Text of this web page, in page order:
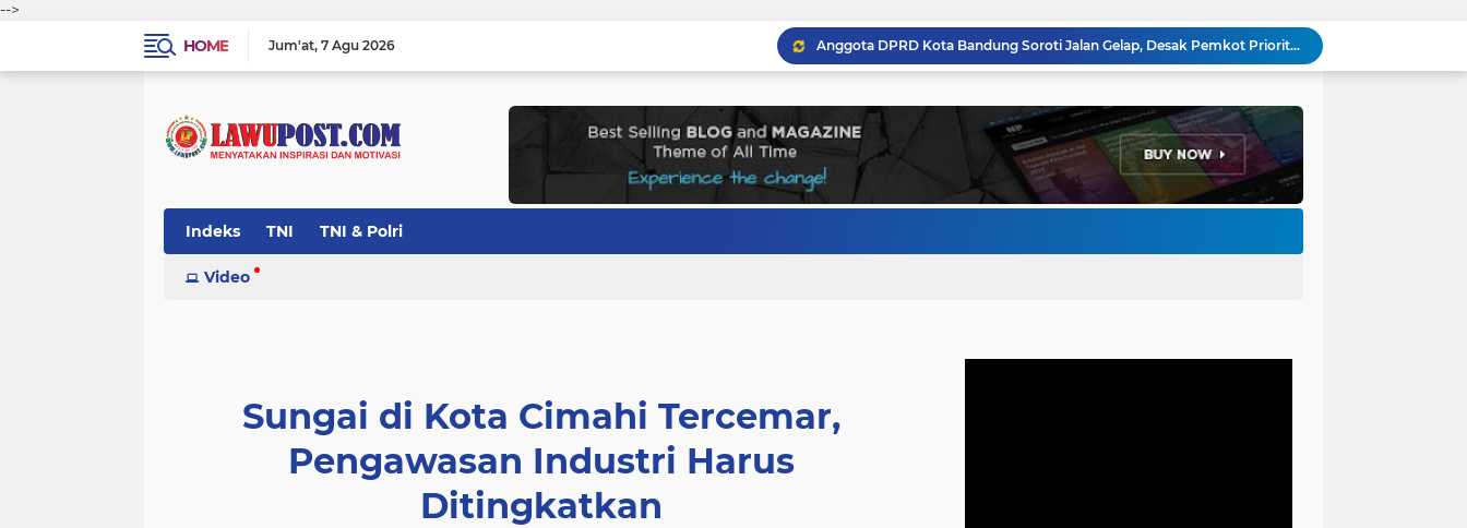
-->
HOME
Jum'at 7 Agu 2026
Anggota DPRD Kota Bandung Soroti Jalan Gelap, Desak Pemkot Prioritaskan Pembenahan PJU
Pemkot Bandung Gandeng Big Bad Wolf Hadirkan Festival Literasi Pages and Plates
Program Gaslah Kota Bandung Raih Apresiasi Pemerintah Pusat, Pengolahan Sampah Capai 30 Persen
Hikmah Setelah Ibadah Salat Jumat: Momentum Memperkuat Iman dan Kepedulian Sosial
Bupati Jeje Ritchie Ismail Rotasikan Kadishub dan Kadisbudpar, Serta Lantik Ratusan ASN Bandung Barat
Indeks TNI TNI & Polri
Video
Sungai di Kota Cimahi Tercemar,
Pengawasan Industri Harus
Ditingkatkan